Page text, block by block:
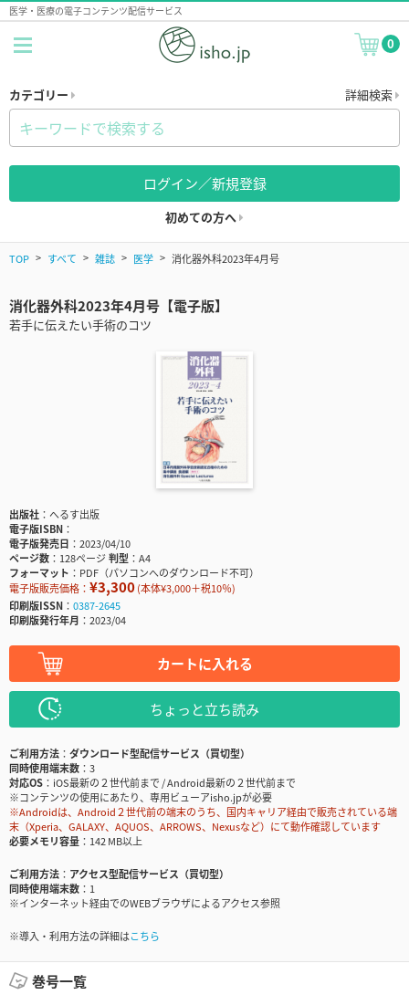
医学・医療の電子コンテンツ配信サービス
0
カテゴリー 詳細検索
ログイン／新規登録
初めての方へ
TOP すべて 雑誌 医学 消化器外科2023年4月号
消化器外科2023年4月号【電子版】
若手に伝えたい手術のコツ
出版社
へるす出版
電子版ISBN
電子版発売日
2023/04/10
ページ数
128ページ判型
A4
フォーマット
PDF（パソコンへのダウンロード不可）
電子版販売価格： ¥3,300(本体¥3,000＋税10％)
印刷版ISSN
0387-2645
印刷版発行年月
2023/04
カートに入れる
ちょっと立ち読み
ご利用方法
ダウンロード型配信サービス（買切型）
同時使用端末数
3
対応OS
iOS最新の２世代前まで / Android最新の２世代前まで
※コンテンツの使用にあたり、専用ビューアisho.jpが必要
※Androidは、Android２世代前の端末のうち、国内キャリア経由で販売されている端
末（Xperia、GALAXY、AQUOS、ARROWS、Nexusなど）にて動作確認しています
必要メモリ容量
142 MB以上
ご利用方法
アクセス型配信サービス（買切型）
同時使用端末数
1
※インターネット経由でのWEBブラウザによるアクセス参照
※導入・利用方法の詳細はこちら
巻号一覧